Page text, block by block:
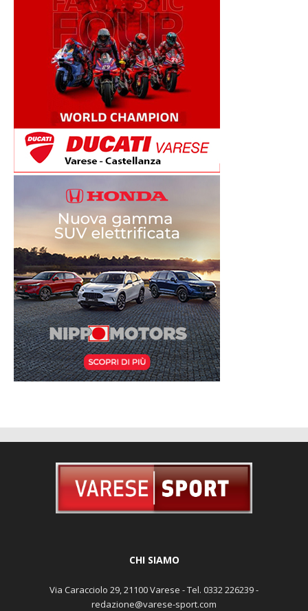
CHI SIAMO
Via Caracciolo 29, 21100 Varese - Tel. 0332 226239 -
redazione@varese-sport.com